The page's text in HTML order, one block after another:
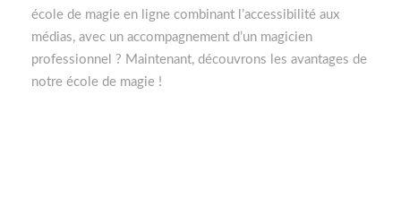
école de magie en ligne combinant l’accessibilité aux
médias, avec un accompagnement d’un magicien
professionnel ? Maintenant, découvrons les avantages de
notre école de magie !